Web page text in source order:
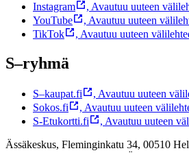
Instagram
, Avautuu uuteen
YouTube
, Avautuu uuteen
TikTok
, Avautuu uuteen
S–ryhmä
S–kaupat.fi , Avautuu uuteen
Sokos.fi
, Avautuu uuteen
S-Etukortti.fi
, Avautuu uuteen
Ässäkeskus, Fleminginkatu 34, 00510